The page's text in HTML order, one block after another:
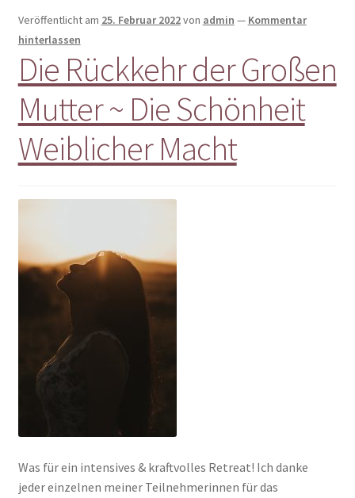
Veröffentlicht am 25. Februar 2022von admin — Kommentar
hinterlassen
Die Rückkehr der Großen
Mutter ~ Die Schönheit
Weiblicher Macht
Was für ein intensives & kraftvolles Retreat! Ich danke
jeder einzelnen meiner Teilnehmerinnen für das